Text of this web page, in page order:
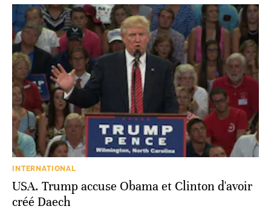
INTERNATIONAL
USA. Trump accuse Obama et Clinton d'avoir
créé Daech